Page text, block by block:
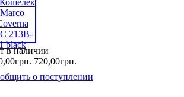
в наличии
,00грн. 720,00грн.
о поступлении